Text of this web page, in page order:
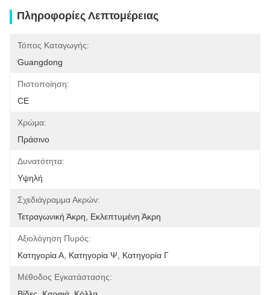
Πληροφορίες Λεπτομέρειας
Τόπος Καταγωγής:
Guangdong
Πιστοποίηση:
CE
Χρώμα:
Πράσινο
Δυνατότητα:
Υψηλή
Σχεδιάγραμμα Ακρών:
Τετραγωνική Άκρη, Εκλεπτυμένη Άκρη
Αξιολόγηση Πυρός:
Κατηγορία Α, Κατηγορία Ψ, Κατηγορία Γ
Μέθοδος Εγκατάστασης: